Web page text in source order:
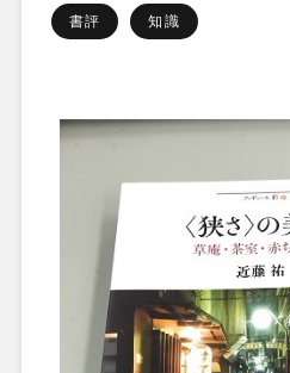
書評 知識